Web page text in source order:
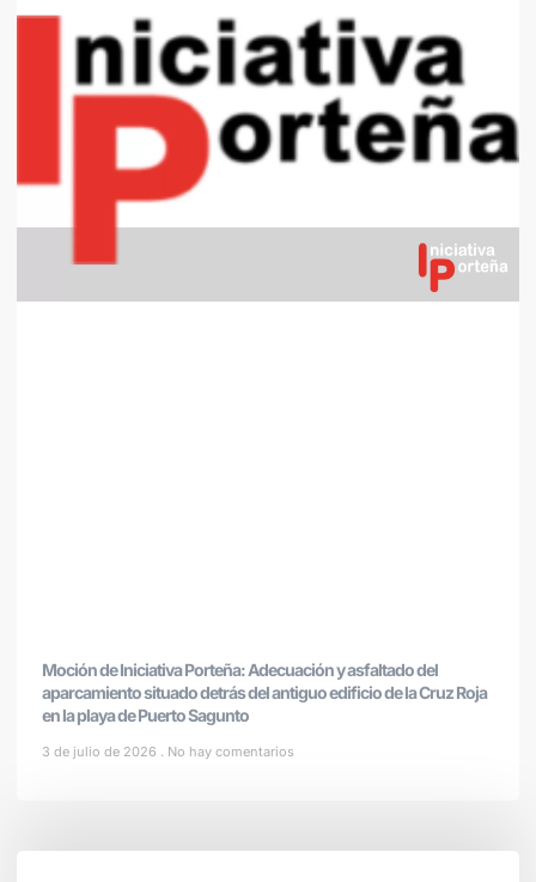
Moción de Iniciativa Porteña: Adecuación y asfaltado del
aparcamiento situado detrás del antiguo edificio de la Cruz Roja
en la playa de Puerto Sagunto
3 de julio de 2026 No hay comentarios